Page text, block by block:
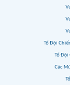
Tổ Đội
Tổ Đội
Các